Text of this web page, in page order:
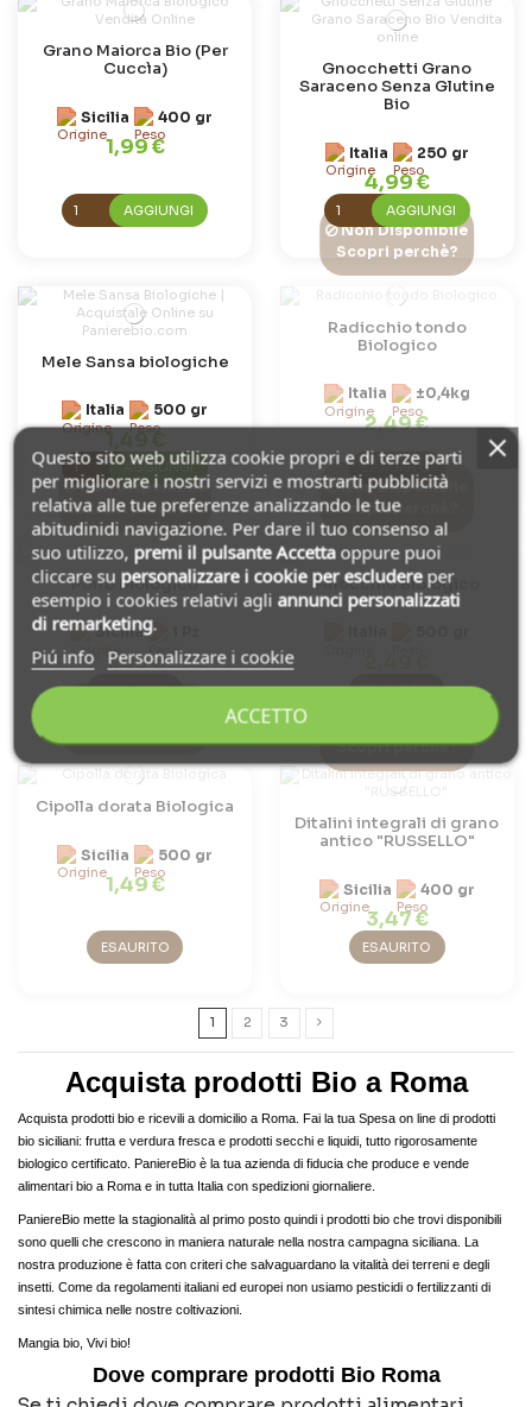
Grano Maiorca Bio (Per
Cuccìa)
Sicilia 400 gr
1,99 €
AGGIUNGI
Gnocchetti Grano
Saraceno Senza Glutine
Bio
Italia 250 gr
4,99 €
AGGIUNGI
Mele Sansa biologiche
Italia 500 gr
AGGIUNGI
Non Disponibile
Scopri perchè?
Radicchio tondo
Biologico
Italia ±0,4kg
2,49 €
ESAURITO
Non Disponibile
Scopri perchè?
Porro biologico
Sicilia
1,49 €
ESAURITO
Non Disponibile
Scopri perchè?
Finocchio Biologico
ESAURITO
Cipolla dorata Biologica
Sicilia 500 gr
1,49 €
ESAURITO
Scopri perchè?
Ditalini integrali di grano
antico "RUSSELLO"
Sicilia 400 gr
3,47 €
ESAURITO
1 2 3
Acquista prodotti Bio a Roma
Acquista prodotti bio e ricevili a domicilio a Roma. Fai la tua Spesa on line di prodotti
bio siciliani: frutta e verdura fresca e prodotti secchi e liquidi, tutto rigorosamente
biologico certificato. PaniereBio è la tua azienda di fiducia che produce e vende
alimentari bio a Roma e in tutta Italia con spedizioni giornaliere.
PaniereBio mette la stagionalità al primo posto quindi i prodotti bio che trovi disponibili
sono quelli che crescono in maniera naturale nella nostra campagna siciliana. La
nostra produzione è fatta con criteri che salvaguardano la vitalità dei terreni e degli
insetti. Come da regolamenti italiani ed europei non usiamo pesticidi o fertilizzanti di
sintesi chimica nelle nostre coltivazioni.
Mangia bio, Vivi bio!
Dove comprare prodotti Bio Roma
Questo sito web utilizza cookie propri e di terze parti
per migliorare i nostri servizi e mostrarti pubblicità
relativa alle tue preferenze analizzando le tue
abitudinidi navigazione. Per dare il tuo consenso al
suo utilizzo, premi il pulsante Accettaoppure puoi
cliccare su personalizzare i cookie per escludereper
esempio i cookies relativi agli annunci personalizzati
di remarketing.
Piú info Personalizzare i cookie
ACCETTO